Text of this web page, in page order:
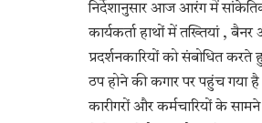
निर्देशानुसार आज आरंग में
कार्यकर्ता हाथों में तख्तियां ,
प्रदर्शनकारियों को संबोधित
ठप होने की कगार पर पहुंच गया
कारीगरों और कर्मचारियों के